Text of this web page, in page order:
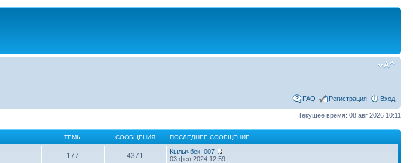
FAQ Регистрация Вход
Текущее время: 08 авг 2026 10:11
ТЕМЫ СООБЩЕНИЯ ПОСЛЕДНЕЕ СООБЩЕНИЕ
177 4371
Кылычбек_007
03 фев 2024 12:59